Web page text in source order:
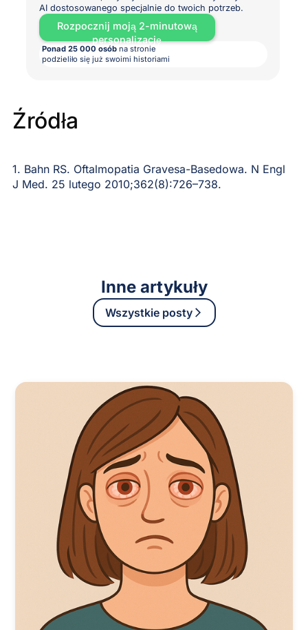
AI dostosowanego specjalnie do twoich potrzeb.
Rozpocznij moją 2-minutową
personalizację
Ponad 25 000 osóbna stronie
podzieliło się już swoimi historiami
Źródła
1. Bahn RS. Oftalmopatia Gravesa-Basedowa. N Engl
J Med. 25 lutego 2010;362(8):726–738.
Inne artykuły
Wszystkie posty